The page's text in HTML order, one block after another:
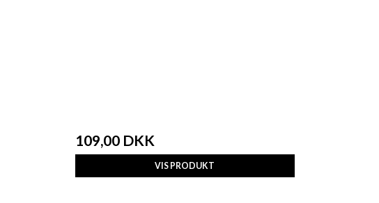
109,00 DKK
VIS PRODUKT